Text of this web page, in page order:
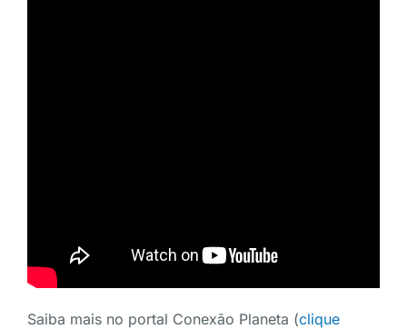
Saiba mais no portal Conexão Planeta (clique